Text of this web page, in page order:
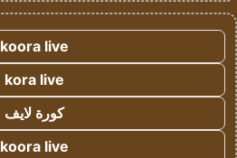
koora live
kora live
كورة لايف
koora live